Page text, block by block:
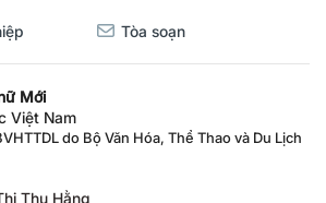
Tòa soạn
Mới
Việt Nam
do Bộ Văn Hóa, Thể Thao và Du Lịch